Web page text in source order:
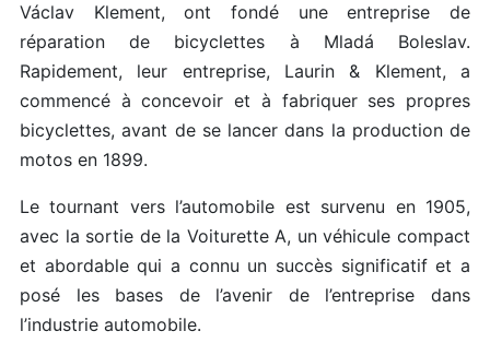
Václav Klement, ont fondé une entreprise de
réparation de bicyclettes à Mladá Boleslav.
Rapidement, leur entreprise, Laurin & Klement, a
commencé à concevoir et à fabriquer ses propres
bicyclettes, avant de se lancer dans la production de
motos en 1899.
Le tournant vers l’automobile est survenu en 1905,
avec la sortie de la Voiturette A, un véhicule compact
et abordable qui a connu un succès significatif et a
posé les bases de l’avenir de l’entreprise dans
l’industrie automobile.